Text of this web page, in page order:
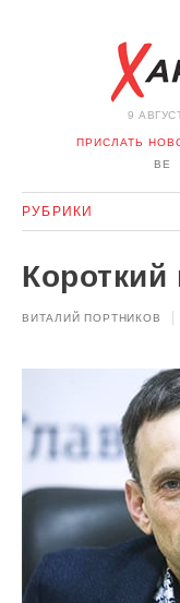
9
ПРИСЛАТЬ
BE
РУБРИКИ
ПРОИСШЕСТВИЯ
МНЕНИЕ
КОРОНАВИРУС
Короткий
ВИТАЛИЙ ПОРТНИКОВ